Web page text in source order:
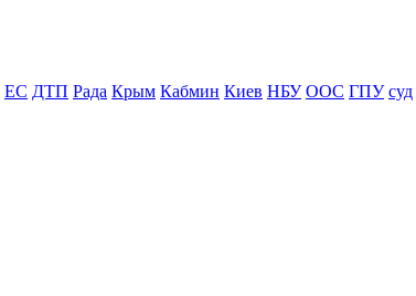
ЕС ДТП Рада Крым Кабмин Киев НБУ ООС ГПУ суд